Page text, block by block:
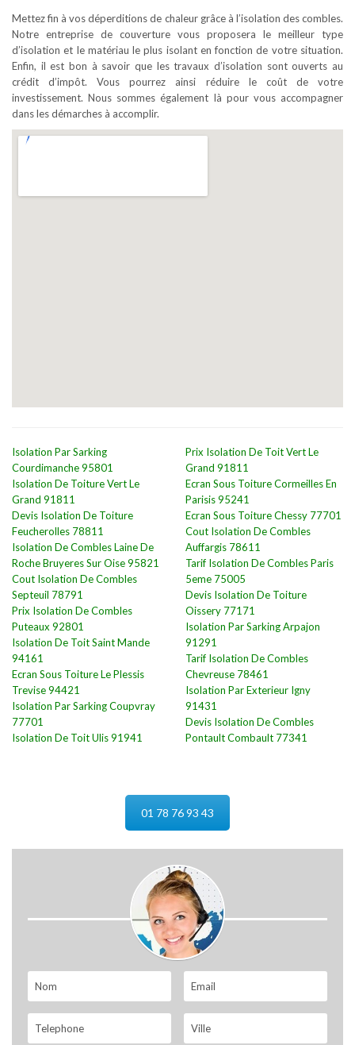
Mettez fin à vos déperditions de chaleur grâce à l’isolation des combles.
Notre entreprise de couverture vous proposera le meilleur type
d’isolation et le matériau le plus isolant en fonction de votre situation.
Enfin, il est bon à savoir que les travaux d’isolation sont ouverts au
crédit d’impôt. Vous pourrez ainsi réduire le coût de votre
investissement. Nous sommes également là pour vous accompagner
dans les démarches à accomplir.
Isolation Par Sarking
Courdimanche 95801
Isolation De Toiture Vert Le
Grand 91811
Devis Isolation De Toiture
Feucherolles 78811
Isolation De Combles Laine De
Roche Bruyeres Sur Oise 95821
Cout Isolation De Combles
Septeuil 78791
Prix Isolation De Combles
Puteaux 92801
Isolation De Toit Saint Mande
94161
Ecran Sous Toiture Le Plessis
Trevise 94421
Isolation Par Sarking Coupvray
77701
Isolation De Toit Ulis 91941
Prix Isolation De Toit Vert Le
Grand 91811
Ecran Sous Toiture Cormeilles En
Parisis 95241
Ecran Sous Toiture Chessy 77701
Cout Isolation De Combles
Auffargis 78611
Tarif Isolation De Combles Paris
5eme 75005
Devis Isolation De Toiture
Oissery 77171
Isolation Par Sarking Arpajon
91291
Tarif Isolation De Combles
Chevreuse 78461
Isolation Par Exterieur Igny
91431
Devis Isolation De Combles
Pontault Combault 77341
01 78 76 93 43